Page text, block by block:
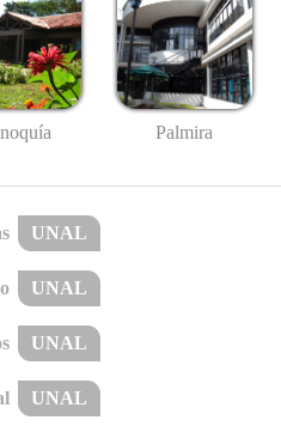
Palmira
UNAL
UNAL
UNAL
UNAL